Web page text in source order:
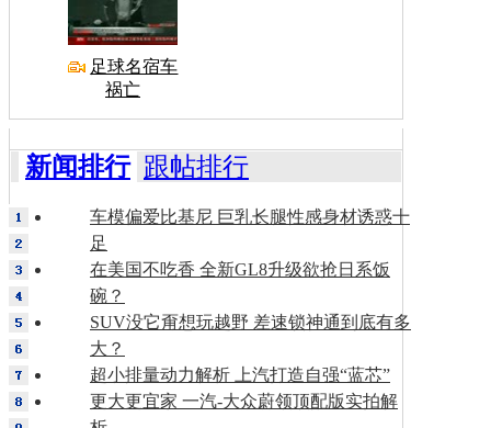
足球名宿车
祸亡
新闻排行 跟帖排行
车模偏爱比基尼 巨乳长腿性感身材诱惑十
足
在美国不吃香 全新GL8升级欲抢日系饭
碗？
SUV没它甭想玩越野 差速锁神通到底有多
大？
超小排量动力解析 上汽打造自强“蓝芯”
更大更宜家 一汽-大众蔚领顶配版实拍解